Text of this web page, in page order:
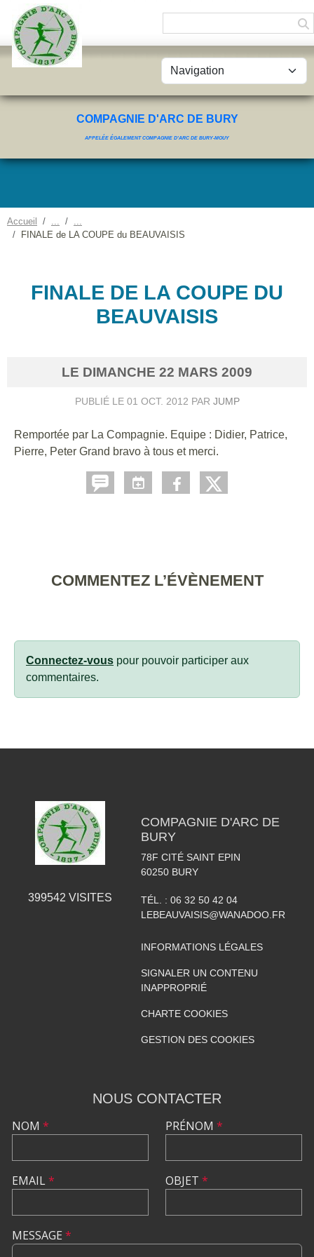
COMPAGNIE D'ARC DE BURY
APPELÉE ÉGALEMENT COMPAGNIE D'ARC DE BURY-MOUY
Accueil
FINALE de LA COUPE du BEAUVAISIS
FINALE DE LA COUPE DU
BEAUVAISIS
LE DIMANCHE 22 MARS 2009
PUBLIÉ LE 01 OCT. 2012 PAR JUMP
Remportée par La Compagnie. Equipe : Didier, Patrice,
Pierre, Peter Grand bravo à tous et merci.
COMMENTEZ L’ÉVÈNEMENT
Connectez-vous pour pouvoir participer aux
commentaires.
399542 VISITES
COMPAGNIE D'ARC DE
BURY
78F CITÉ SAINT EPIN
60250 BURY
TÉL. : 06 32 50 42 04
LEBEAUVAISIS@WANADOO.FR
INFORMATIONS LÉGALES
SIGNALER UN CONTENU
INAPPROPRIÉ
CHARTE COOKIES
GESTION DES COOKIES
NOUS CONTACTER
NOM *
EMAIL*
PRÉNOM *
OBJET *
MESSAGE *
Panneau de gestion des cookies